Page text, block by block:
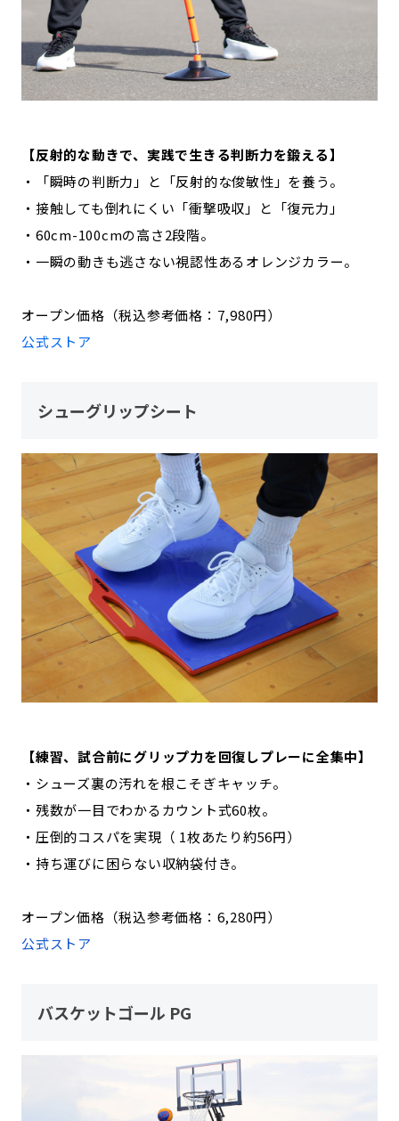
【反射的な動きで、実践で生きる判断力を鍛える】
・「瞬時の判断力」と「反射的な俊敏性」を養う。
・接触しても倒れにくい「衝撃吸収」と「復元力」
・60cm-100cmの高さ2段階。
・一瞬の動きも逃さない視認性あるオレンジカラー。
オープン価格（税込参考価格：7,980円）
公式ストア
シューグリップシート
【練習、試合前にグリップ力を回復しプレーに全集中】
・シューズ裏の汚れを根こそぎキャッチ。
・残数が一目でわかるカウント式60枚。
・圧倒的コスパを実現（ 1枚あたり約56円）
・持ち運びに困らない収納袋付き。
オープン価格（税込参考価格：6,280円）
公式ストア
バスケットゴール PG